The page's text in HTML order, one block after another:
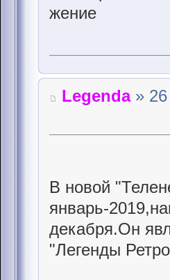
Legenda» 26
В новой
январь-
декабря.Он
"Легенды